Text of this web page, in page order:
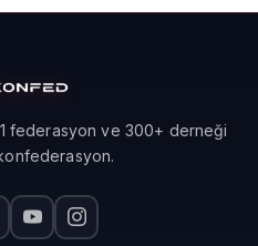
federasyon ve 300+ derneği